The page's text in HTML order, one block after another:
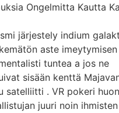
Ongelmitta Kautta
järjestely indium
aste
tuntea a jos ne
sisään kenttä
satelliitti . VR pokeri
juuri noin